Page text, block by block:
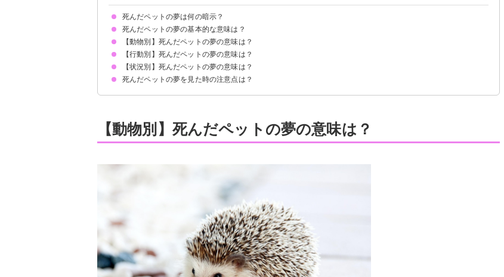
死んだペットの夢は何の暗示？
死んだペットの夢の基本的な意味は？
①運気の上昇を暗示
②亡くなったペットへの愛情
③愛され願望の暗示
状況によって意味が決まる
【動物別】死んだペットの夢の意味は？
死んだ犬の夢【警告夢】
死んだ猫の夢【吉夢】
死んだうさぎの夢【吉夢】
死んだ鳥の夢【吉夢】
死んだハムスターの夢【警告夢】
死んだ爬虫類の夢【吉夢】
【行動別】死んだペットの夢の意味は？
死んだペットを抱っこする夢【警告夢】
死んだペットを撫でる夢【吉夢】
死んだペットと遊ぶ夢【吉夢】
死んだペットに餌を与える夢【吉夢】
死んだペットと散歩する夢【吉夢】
死んだペットに舐められる夢【警告夢】
死んだペットを探す夢【警告夢】
【状況別】死んだペットの夢の意味は？
死んだペットが生き返る夢【吉夢】
亡くなったペットが夢でも亡くなる夢【警告夢】
死んだペットが寝ている夢【警告夢】
死んだペットがリアルな夢【警告夢】
死んだペットが怪我をしている夢【警告夢】
死んだペットが逃げる夢【吉夢】
死んだペットが一瞬だけ現れる夢【吉夢】
死んだペットの夢を見た時の注意点は？
【動物別】死んだペットの夢の意味は？